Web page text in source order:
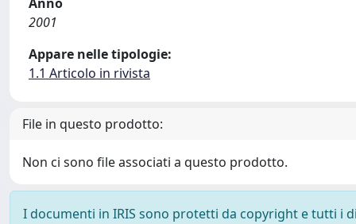
2001
Appare nelle tipologie:
1.1 Articolo in rivista
File in questo prodotto:
Non ci sono file associati a questo prodotto.
I documenti in IRIS sono protetti da copyright e tutti i